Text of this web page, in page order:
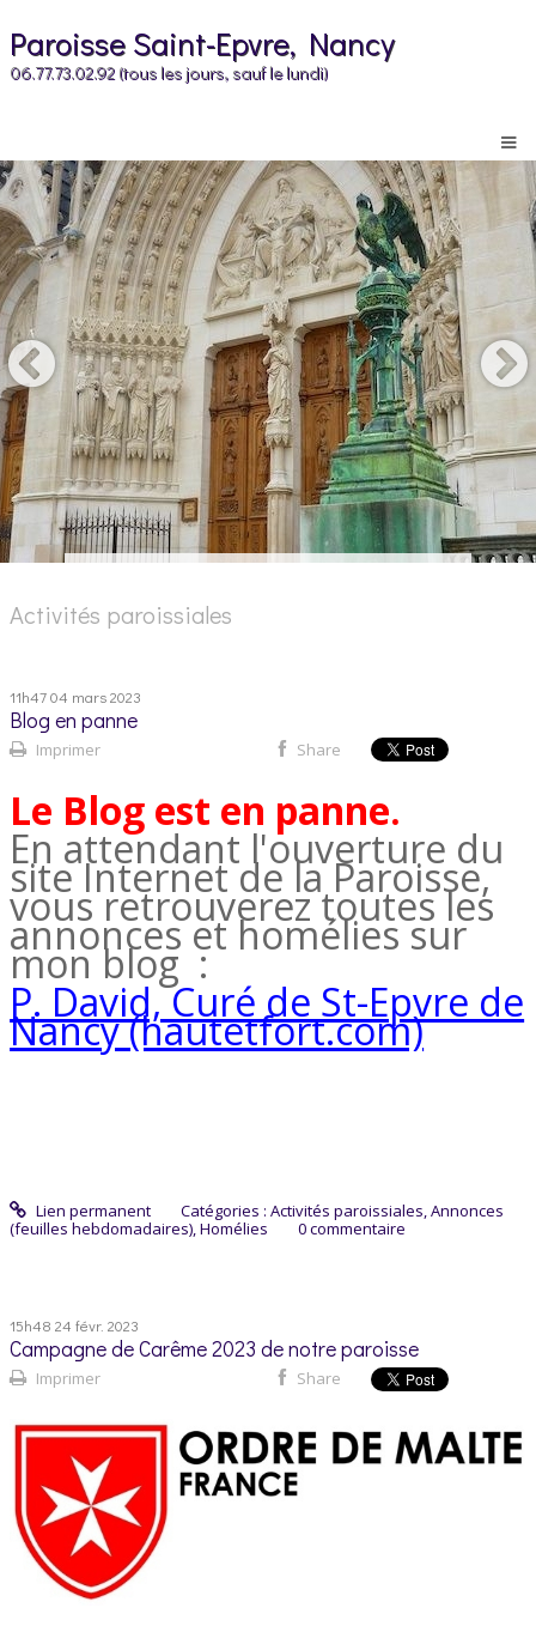
Paroisse Saint-Epvre, Nancy
06.77.73.02.92 (tous les jours, sauf le lundi)
Activités paroissiales
11h4704 mars 2023
Blog en panne
Imprimer Share
Le Blog est en panne.
En attendant l'ouverture du
site Internet de la Paroisse,
vous retrouverez toutes les
annonces et homélies sur
mon blog :
P. David, Curé de St-Epvre de
Nancy (hautetfort.com)
Lien permanent Catégories : Activités paroissiales,Annonces
(feuilles hebdomadaires),Homélies 0commentaire
15h48 24 févr. 2023
Campagne de Carême 2023 de notre paroisse
Imprimer Share